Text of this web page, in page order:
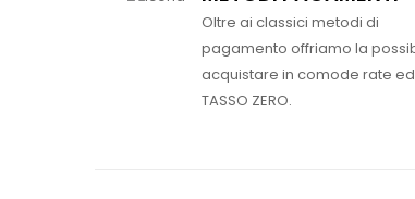
Oltre ai classici metodi di
pagamento offriamo la
acquistare in comode rate
TASSO ZERO.